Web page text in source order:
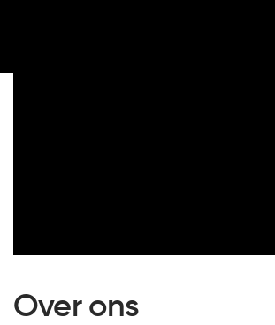
Over ons